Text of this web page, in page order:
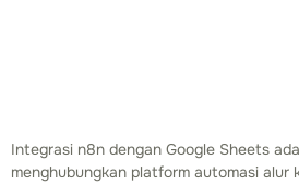
Integrasi n8n dengan Google Sheets
menghubungkan platform automasi alur